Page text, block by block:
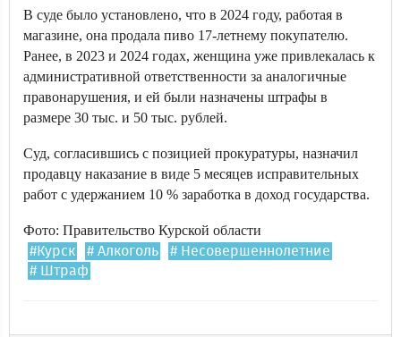
В суде было установлено, что в 2024 году, работая в
магазине, она продала пиво 17-летнему покупателю.
Ранее, в 2023 и 2024 годах, женщина уже привлекалась к
административной ответственности за аналогичные
правонарушения, и ей были назначены штрафы в
размере 30 тыс. и 50 тыс. рублей.
Суд, согласившись с позицией прокуратуры, назначил
продавцу наказание в виде 5 месяцев исправительных
работ с удержанием 10 % заработка в доход государства.
Фото: Правительство Курской области
#Курск # Алкоголь
# Несовершеннолетние
# Штраф